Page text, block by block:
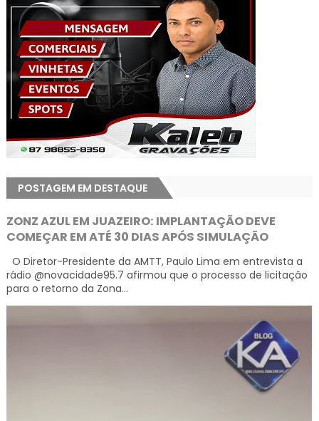
POSTAGEM EM DESTAQUE
ZONZ AZUL EM JUAZEIRO: IMPLANTAÇÃO DEVE
COMEÇAR EM ATÉ 30 DIAS APÓS SIMULAÇÃO
O Diretor-Presidente da AMTT, Paulo Lima em entrevista a
rádio @novacidade95.7 afirmou que o processo de licitação
para o retorno da Zona...